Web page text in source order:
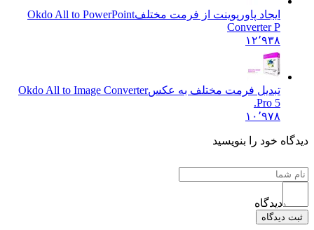
ایجاد پاورپوینت از فرمت مختلفOkdo All to PowerPoint
Converter P
۱۲٬۹۳۸
تبدیل فرمت مختلف به عکسOkdo All to Image Converter
۱۰٬۹۷۸
خود را بنویسید
دیدگاه